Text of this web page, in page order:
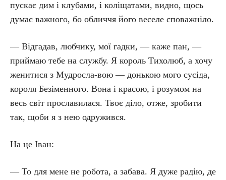
пускає дим і клубами, і коліщатами, видно, щось
думає важного, бо обличчя його веселе споважніло.
— Відгадав, любчику, мої гадки, — каже пан, —
приймаю тебе на службу. Я король Тихолюб, а хочу
женитися з Мудросла-вою — донькою мого сусіда,
короля Безіменного. Вона і красою, і розумом на
весь світ прославилася. Твоє діло, отже, зробити
так, щоби я з нею одружився.
На це Іван:
— То для мене не робота, а забава. Я дуже радію, де